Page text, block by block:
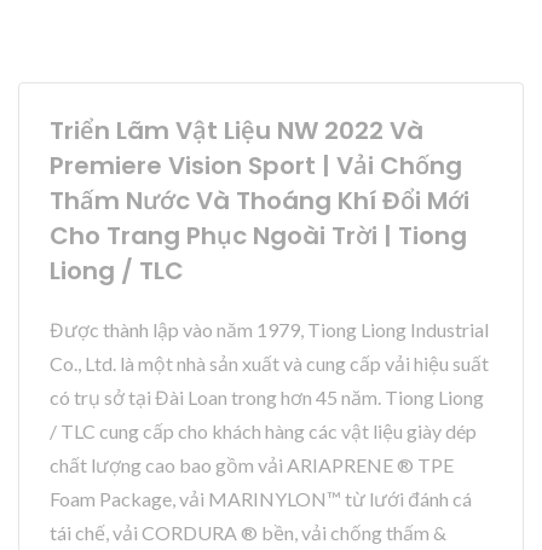
Triển Lãm Vật Liệu NW 2022 Và
Premiere Vision Sport | Vải Chống
Thấm Nước Và Thoáng Khí Đổi Mới
Cho Trang Phục Ngoài Trời | Tiong
Liong / TLC
Được thành lập vào năm 1979, Tiong Liong Industrial
Co., Ltd. là một nhà sản xuất và cung cấp vải hiệu suất
có trụ sở tại Đài Loan trong hơn 45 năm. Tiong Liong
/ TLC cung cấp cho khách hàng các vật liệu giày dép
chất lượng cao bao gồm vải ARIAPRENE ® TPE
Foam Package, vải MARINYLON™ từ lưới đánh cá
tái chế, vải CORDURA ® bền, vải chống thấm &